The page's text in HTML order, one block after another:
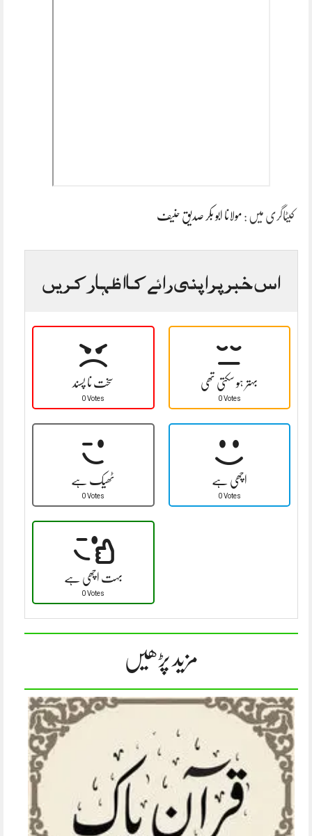
کیٹاگری میں : مولانا ابو بکر صدیق حنیف
اس خبر پر اپنی رائے کا اظہار کریں
سخت نا پسند
0 Votes
بہتر ہو سکتی تھی
0 Votes
ٹھیک ہے
0 Votes
اچھی ہے
0 Votes
بہت اچھی ہے
0 Votes
مزید پڑھیں